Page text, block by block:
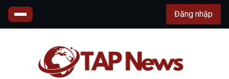
Đăng nhập